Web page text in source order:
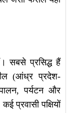
सबसे प्रसिद्ध हैं
(आंध्र प्रदेश-
पर्यटन और
प्रवासी पक्षियों